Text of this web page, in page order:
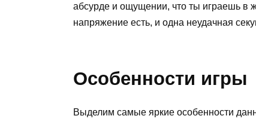
абсурде и ощущении, что ты играешь в
напряжение есть, и одна неудачная
Особенности игры
Выделим самые яркие особенности